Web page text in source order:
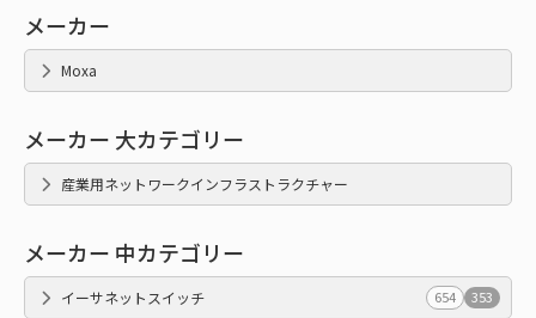
メーカー
Moxa
メーカー 大カテゴリー
産業用ネットワークインフラストラクチャー
メーカー 中カテゴリー
イーサネットスイッチ 654 353